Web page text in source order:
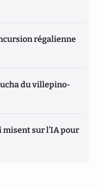
régalienne
du villepino-
misent sur l’IA pour